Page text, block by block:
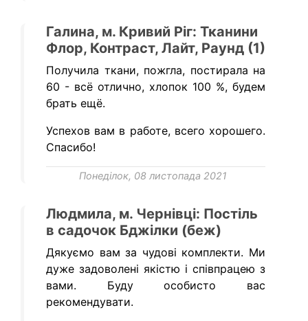
Галина, м. Кривий Ріг: Тканини
Флор, Контраст, Лайт, Раунд (1)
Получила ткани, пожгла, постирала на
60 - всё отлично, хлопок 100 %, будем
брать ещё.
Успехов вам в работе, всего хорошего.
Спасибо!
Понеділок, 08 листопада 2021
Людмила, м. Чернівці: Постіль
в садочок Бджілки (беж)
Дякуємо вам за чудові комплекти. Ми
дуже задоволені якістю і співпрацею з
вами. Буду особисто вас
рекомендувати.